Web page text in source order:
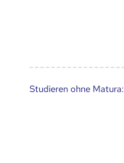
Studieren ohne Matura: